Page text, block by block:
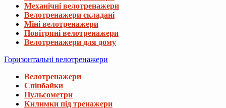
Механічні велотренажери
Велотренажери складані
Міні велотренажери
Повітряні велотренажери
Велотренажери для дому
Горизонтальні велотренажери
Велотренажери
Спінбайки
Пульсометри
Килимки під тренажери